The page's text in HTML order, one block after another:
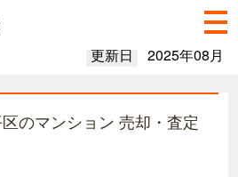
更新日 2025年08月
のマンション 売却・査定